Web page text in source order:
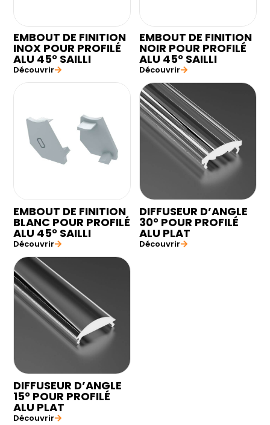
EMBOUT DE FINITION
INOX POUR PROFILÉ
ALU 45° SAILLI
Découvrir
EMBOUT DE FINITION
NOIR POUR PROFILÉ
ALU 45° SAILLI
Découvrir
EMBOUT DE FINITION
BLANC POUR PROFILÉ
ALU 45° SAILLI
Découvrir
DIFFUSEUR D’ANGLE
30° POUR PROFILÉ
ALU PLAT
Découvrir
DIFFUSEUR D’ANGLE
15° POUR PROFILÉ
ALU PLAT
Découvrir